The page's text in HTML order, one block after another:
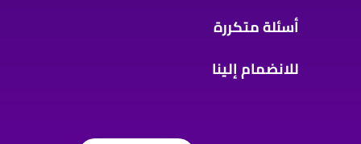
أسئلة متكررة
للانضمام إلينا